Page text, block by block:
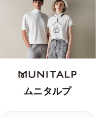
ムニタルプ